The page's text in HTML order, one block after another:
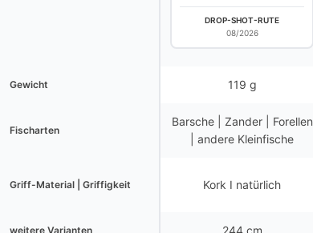
DROP-SHOT-RUTE
08/2026
Gewicht 119 g
Fischarten
Barsche | Zander | Forellen
| andere Kleinfische
Griff-Material | Griffigkeit Kork I natürlich
weitere Varianten 244 cm